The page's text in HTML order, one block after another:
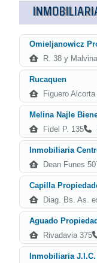
Omieljanowicz
R. 38 y
Rucaquen
Figuero
Melina Najle
Fidel P. 135
Inmobiliaria
Dean Funes
Capilla
Diag. Bs. As.
Aguado
Rivadavia 375
Inmobiliaria J.I.C.